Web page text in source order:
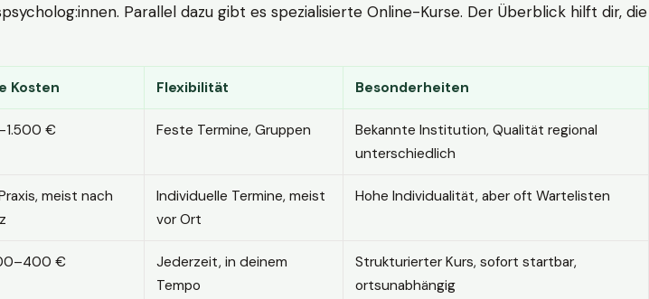
Parallel dazu gibt es spezialisierte Online-Kurse. Der Überblick hilft dir, die
Kosten Flexibilität Besonderheiten
€ Feste Termine, Gruppen
Bekannte Institution, Qualität regional
unterschiedlich
meist nach
Individuelle Termine, meist
vor Ort
Hohe Individualität, aber oft Wartelisten
€
Jederzeit, in deinem
Tempo
Strukturierter Kurs, sofort startbar,
ortsunabhängig